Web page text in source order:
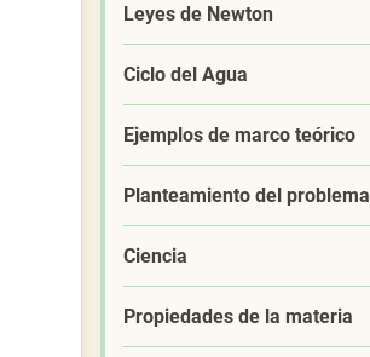
Leyes de Newton
Ciclo del Agua
Ejemplos de marco teórico
Planteamiento del problema
Ciencia
Propiedades de la materia